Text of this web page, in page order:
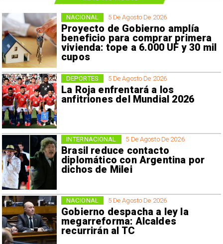
5 De Agosto De 2026
Proyecto de Gobierno amplía
beneficio para comprar primera
vivienda: tope a 6.000 UF y 30 mil
cupos
NACIONAL
5 De Agosto De 2026
La Roja enfrentará a los
anfitriones del Mundial 2026
DEPORTES
5 De Agosto De 2026
Brasil reduce contacto
diplomático con Argentina por
dichos de Milei
INTERNACIONAL
5 De Agosto De 2026
Gobierno despacha a ley la
megarreforma: Alcaldes
recurrirán al TC
NACIONAL